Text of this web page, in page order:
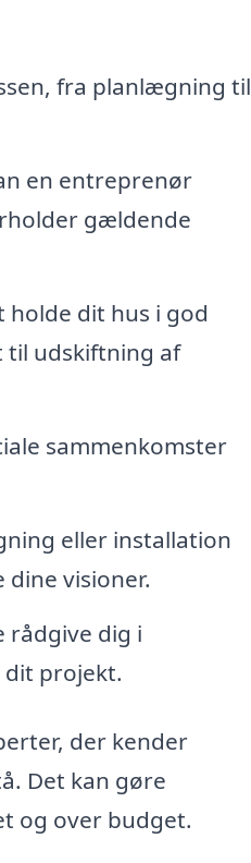
fra planlægning til
en entreprenør
gældende
holde dit hus i god
til udskiftning af
sammenkomster
eller installation
visioner.
rådgive dig i
projekt.
der kender
Det kan gøre
og over budget.